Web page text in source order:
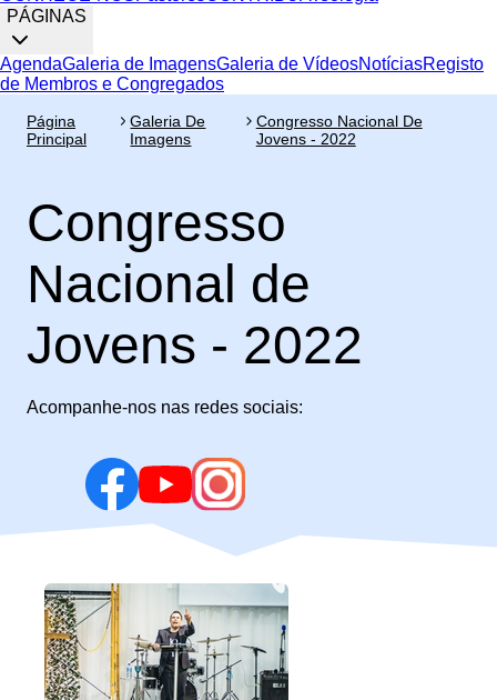
PÁGINAS
AgendaGaleria de ImagensGaleria de VídeosNotíciasRegisto
de Membros e Congregados
Página
Principal
Galeria De
Imagens
Congresso Nacional De
Jovens - 2022
Congresso
Nacional de
Jovens - 2022
Acompanhe-nos nas redes sociais: